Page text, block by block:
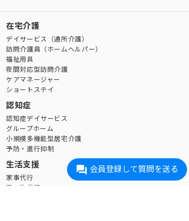
会員登録して質問を送る
在宅介護
デイサービス（通所介護）
訪問介護員（ホームヘルパー）
福祉用具
夜間対応型訪問介護
ケアマネージャー
ショートステイ
認知症
認知症デイサービス
グループホーム
小規模多機能型居宅介護
予防・進行抑制
生活支援
家事代行
買い物代行